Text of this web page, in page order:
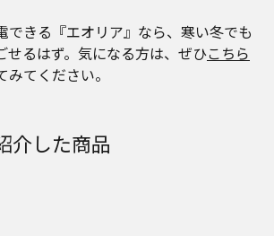
できる『エオリア』なら、寒い冬でも
せるはず。気になる方は、ぜひこちら
てください。
介した商品